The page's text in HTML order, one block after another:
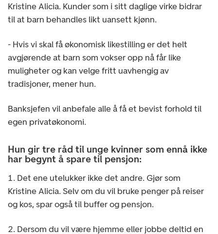
Kristine Alicia. Kunder som i sitt daglige virke bidrar
til at barn behandles likt uansett kjønn.
- Hvis vi skal få økonomisk likestilling er det helt
avgjørende at barn som vokser opp nå får like
muligheter og kan velge fritt uavhengig av
tradisjoner, mener hun.
Banksjefen vil anbefale alle å få et bevist forhold til
egen privatøkonomi.
Hun gir tre råd til unge kvinner som ennå ikke
har begynt å spare til pensjon:
1. Det ene utelukker ikke det andre. Gjør som
Kristine Alicia. Selv om du vil bruke penger på reiser
og kos, spar også til buffer og pensjon.
2. Dersom du vil være hjemme eller jobbe deltid en